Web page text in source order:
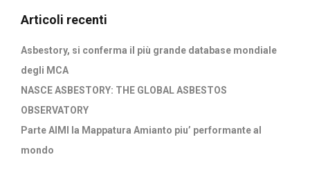
Articoli recenti
Asbestory, si conferma il più grande database mondiale
degli MCA
NASCE ASBESTORY: THE GLOBAL ASBESTOS
OBSERVATORY
Parte AIMI la Mappatura Amianto piu’ performante al
mondo